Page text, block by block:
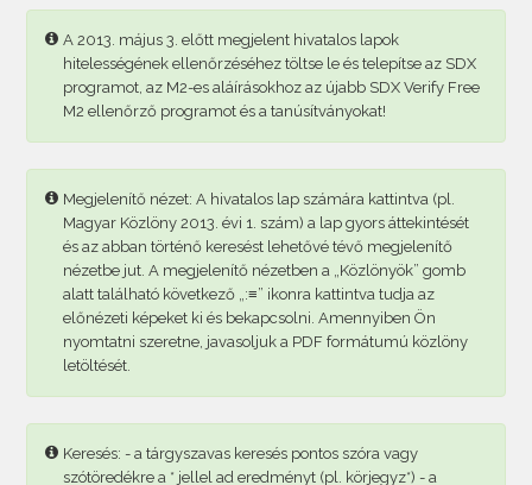
A 2013. május 3. előtt megjelent hivatalos lapok
hitelességének ellenőrzéséhez töltse le és telepítse az SDX
programot, az M2-es aláírásokhoz az újabb SDX Verify Free
M2 ellenőrző programot és a tanúsítványokat!
Megjelenítő nézet: A hivatalos lap számára kattintva (pl.
Magyar Közlöny 2013. évi 1. szám) a lap gyors áttekintését
és az abban történő keresést lehetővé tévő megjelenítő
nézetbe jut. A megjelenítő nézetben a „Közlönyök” gomb
alatt található következő „:≡” ikonra kattintva tudja az
előnézeti képeket ki és bekapcsolni. Amennyiben Ön
nyomtatni szeretne, javasoljuk a PDF formátumú közlöny
letöltését.
Keresés: - a tárgyszavas keresés pontos szóra vagy
szótöredékre a * jellel ad eredményt (pl. körjegyz*) - a